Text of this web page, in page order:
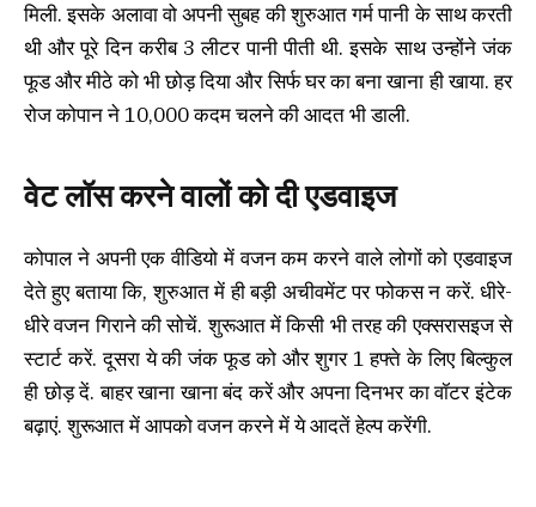
मिली. इसके अलावा वो अपनी सुबह की शुरुआत गर्म पानी के साथ करती
थी और पूरे दिन करीब 3 लीटर पानी पीती थी. इसके साथ उन्होंने जंक
फूड और मीठे को भी छोड़ दिया और सिर्फ घर का बना खाना ही खाया. हर
रोज कोपान ने 10,000 कदम चलने की आदत भी डाली.
वेट लॉस करने वालों को दी एडवाइज
कोपाल ने अपनी एक वीडियो में वजन कम करने वाले लोगों को एडवाइज
देते हुए बताया कि, शुरुआत में ही बड़ी अचीवमेंट पर फोकस न करें. धीरे-
धीरे वजन गिराने की सोचें. शुरूआत में किसी भी तरह की एक्सरासइज से
स्टार्ट करें. दूसरा ये की जंक फूड को और शुगर 1 हफ्ते के लिए बिल्कुल
ही छोड़ दें. बाहर खाना खाना बंद करें और अपना दिनभर का वॉटर इंटेक
बढ़ाएं. शुरूआत में आपको वजन करने में ये आदतें हेल्प करेंगी.